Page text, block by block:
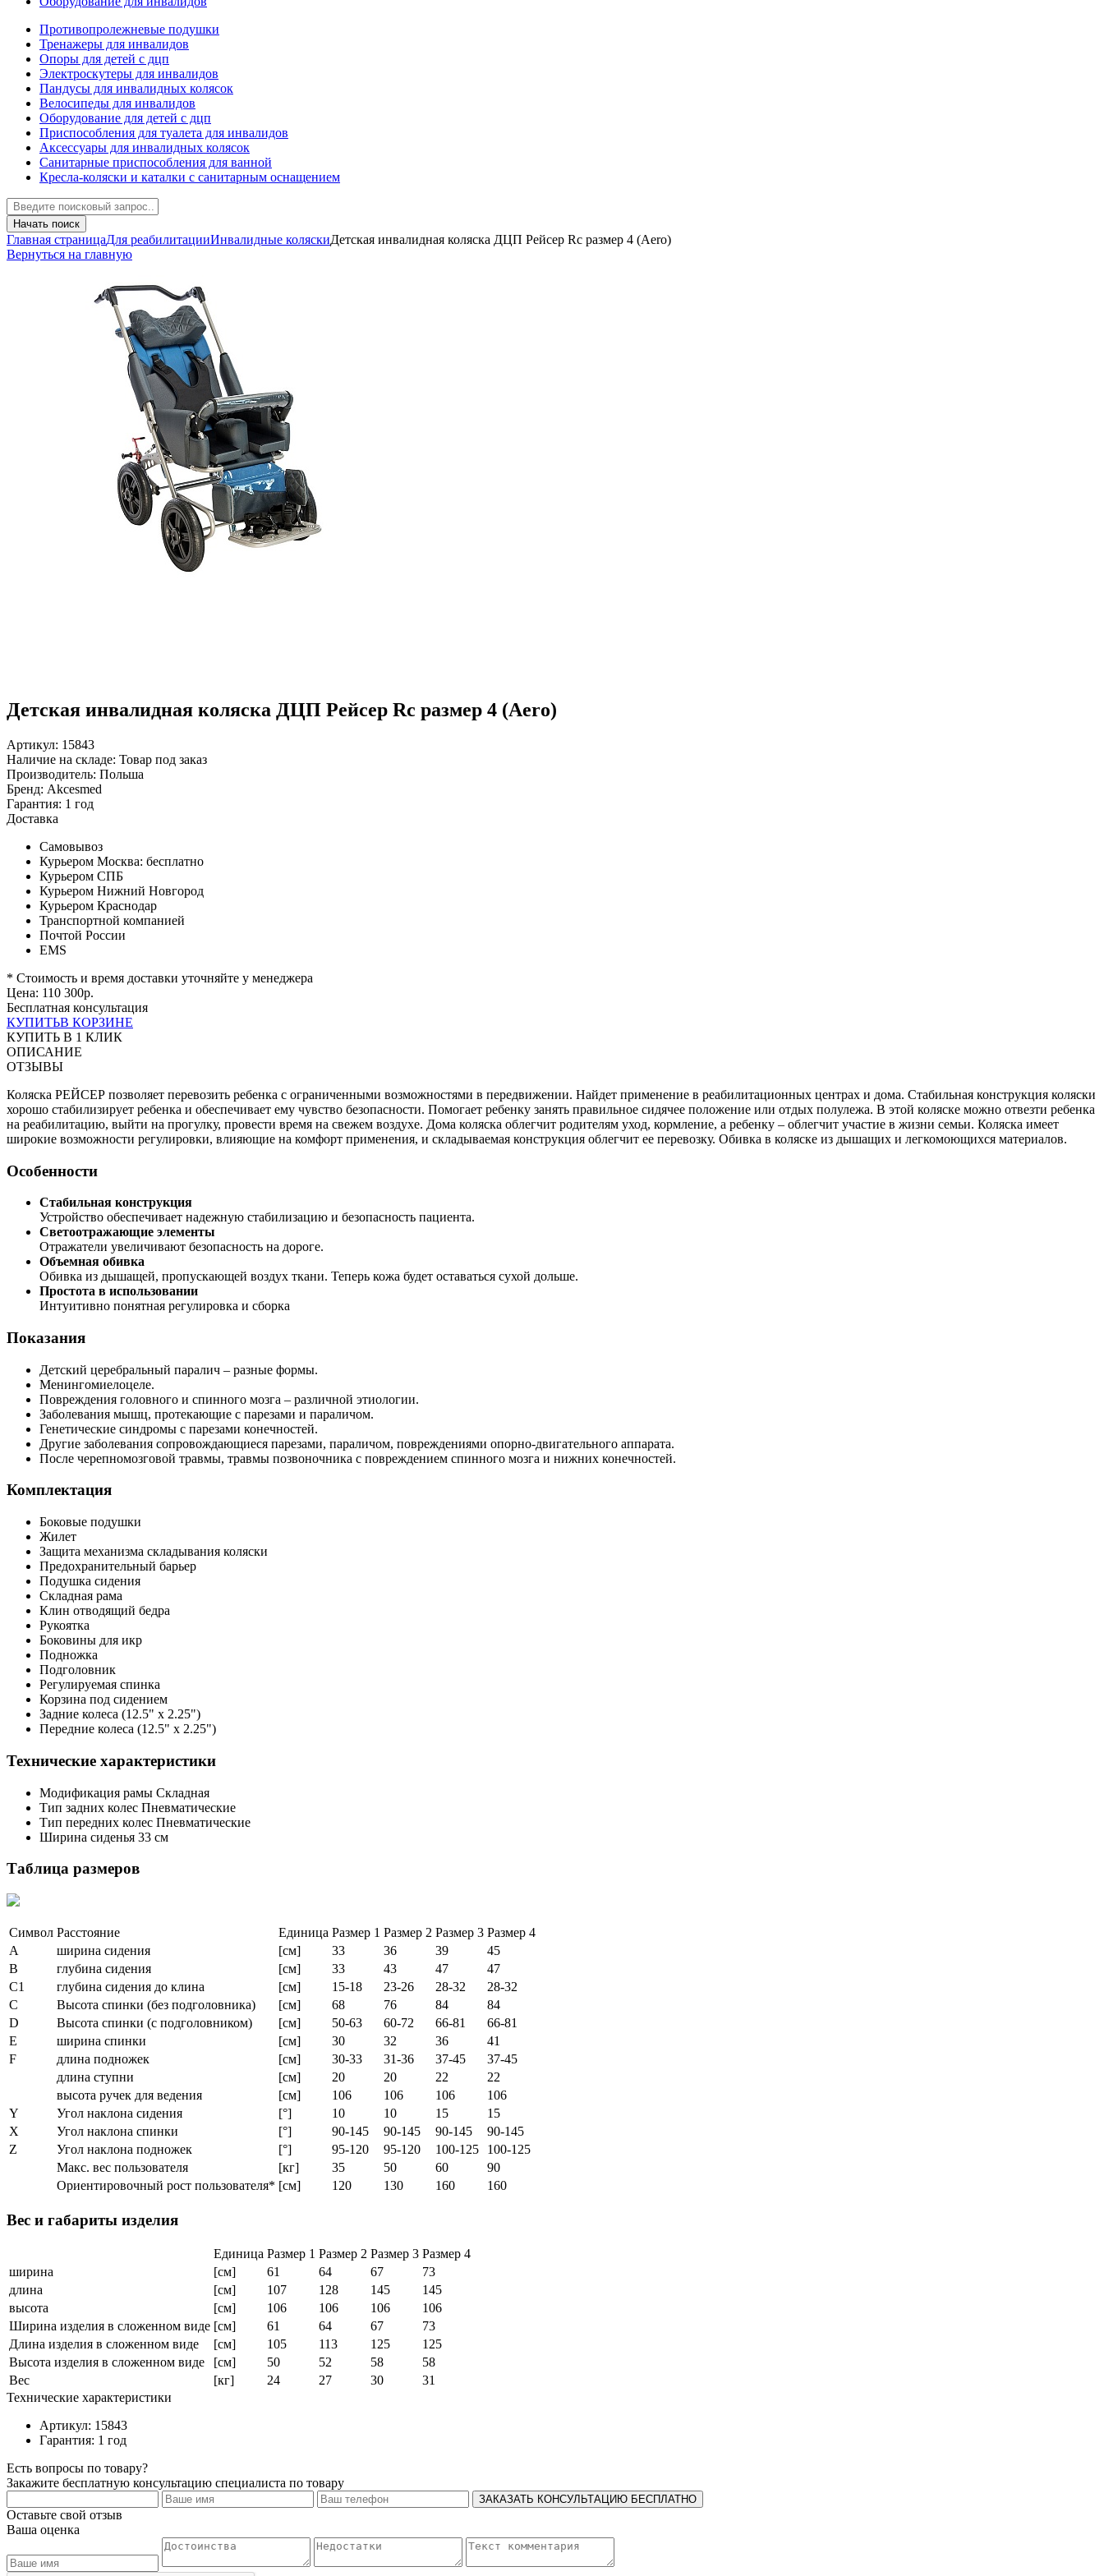
Противопролежневые подушки
Тренажеры для инвалидов
Опоры для детей с дцп
Электроскутеры для инвалидов
Пандусы для инвалидных колясок
Велосипеды для инвалидов
Оборудование для детей с дцп
Приспособления для туалета для инвалидов
Аксессуары для инвалидных колясок
Санитарные приспособления для ванной
Кресла-коляски и каталки с санитарным оснащением
Начать поиск
Главная страницаДля реабилитацииИнвалидные коляскиДетская инвалидная коляска ДЦП Рейсер Rc размер 4 (Aero)
Вернуться на главную
Детская инвалидная коляска ДЦП Рейсер Rc размер 4 (Aero)
Артикул: 15843
Наличие на складе: Товар под заказ
Производитель: Польша
Бренд: Akcesmed
Гарантия: 1 год
Доставка
Самовывоз
Курьером Москва: бесплатно
Курьером СПБ
Курьером Нижний Новгород
Курьером Краснодар
Транспортной компанией
Почтой России
EMS
* Стоимость и время доставки уточняйте у менеджера
Цена: 110 300р.
Бесплатная консультация
КУПИТЬВ КОРЗИНЕ
КУПИТЬ В 1 КЛИК
ОПИСАНИЕ
ОТЗЫВЫ
Коляска РЕЙСЕР позволяет перевозить ребенка с ограниченными возможностями в передвижении. Найдет применение в реабилитационных центрах и дома. Стабильная конструкция коляски
хорошо стабилизирует ребенка и обеспечивает ему чувство безопасности. Помогает ребенку занять правильное сидячее положение или отдых полулежа. В этой коляске можно отвезти ребенка
на реабилитацию, выйти на прогулку, провести время на свежем воздухе. Дома коляска облегчит родителям уход, кормление, а ребенку – облегчит участие в жизни семьи. Коляска имеет
широкие возможности регулировки, влияющие на комфорт применения, и складываемая конструкция облегчит ее перевозку. Обивка в коляске из дышащих и легкомоющихся материалов.
Особенности
Стабильная конструкция
Устройство обеспечивает надежную стабилизацию и безопасность пациента.
Светоотражающие элементы
Отражатели увеличивают безопасность на дороге.
Объемная обивка
Обивка из дышащей, пропускающей воздух ткани. Теперь кожа будет оставаться сухой дольше.
Простота в использовании
Интуитивно понятная регулировка и сборка
Показания
Детский церебральный паралич – разные формы.
Менингомиелоцеле.
Повреждения головного и спинного мозга – различной этиологии.
Заболевания мышц, протекающие с парезами и параличом.
Генетические синдромы с парезами конечностей.
Другие заболевания сопровождающиеся парезами, параличом, повреждениями опорно-двигательного аппарата.
После черепномозговой травмы, травмы позвоночника с повреждением спинного мозга и нижних конечностей.
Комплектация
Боковые подушки
Жилет
Защита механизма складывания коляски
Предохранительный барьер
Подушка сидения
Складная рама
Клин отводящий бедра
Рукоятка
Боковины для икр
Подножка
Подголовник
Регулируемая спинка
Корзина под сидением
Задние колеса (12.5" x 2.25")
Передние колеса (12.5" x 2.25")
Технические характеристики
Модификация рамы Складная
Тип задних колес Пневматические
Тип передних колес Пневматические
Ширина сиденья 33 см
Таблица размеров
Символ Расстояние Единица Размер 1 Размер 2 Размер 3 Размер 4
A
ширина сидения [см] 33 36 39
45
B
глубина сидения [см] 33 43 47
47
C1
глубина сидения до клина [см] 15-18 23-26 28-32
28-32
C
Высота спинки (без подголовника) [см] 68 76 84
84
D
Высота спинки (с подголовником) [см] 50-63 60-72 66-81
66-81
E
ширина спинки [см] 30 32 36
41
F
длина подножек [см] 30-33 31-36 37-45
37-45
длина ступни
[см] 20 20 22
22
высота ручек для ведения
[см] 106 106 106
106
Y
Угол наклона сидения [°] 10 10 15
15
X
Угол наклона спинки [°] 90-145 90-145 90-145
90-145
Z
Угол наклона подножек [°] 95-120 95-120 100-125
100-125
Макс. вес пользователя
[кг] 35 50 60
90
Ориентировочный рост пользователя* [см] 120 130 160 160
Вес и габариты изделия
Единица Размер 1 Размер 2 Размер 3 Размер 4
ширина
[см] 61 64 67
73
длина
[см] 107 128 145
145
высота
[см] 106 106 106
106
Ширина изделия в сложенном виде [см] 61 64 67
73
Длина изделия в сложенном виде
[см] 105 113 125
125
Высота изделия в сложенном виде
[см] 50 52 58
58
Вес
[кг] 24 27 30
31
Технические характеристики
Артикул: 15843
Гарантия: 1 год
Есть вопросы по товару?
Закажите бесплатную консультацию специалиста по товару
ЗАКАЗАТЬ КОНСУЛЬТАЦИЮ БЕСПЛАТНО
Оставьте свой отзыв
Ваша оценка